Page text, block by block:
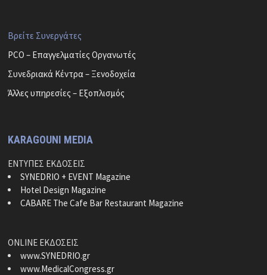
Βρείτε Συνεργάτες
PCO – Επαγγελματίες Οργανωτές
Συνεδριακά Κέντρα – Ξενοδοχεία
Άλλες υπηρεσίες – Εξοπλισμός
KARAGOUNI MEDIA
ΕΝΤΥΠΕΣ ΕΚΔΟΣΕΙΣ
SYNEDRIO + EVENT Magazine
Hotel Design Magazine
CABARE The Cafe Bar Restaurant Magazine
ONLINE ΕΚΔΟΣΕΙΣ
www.SYNEDRIO.gr
www.MedicalCongress.gr